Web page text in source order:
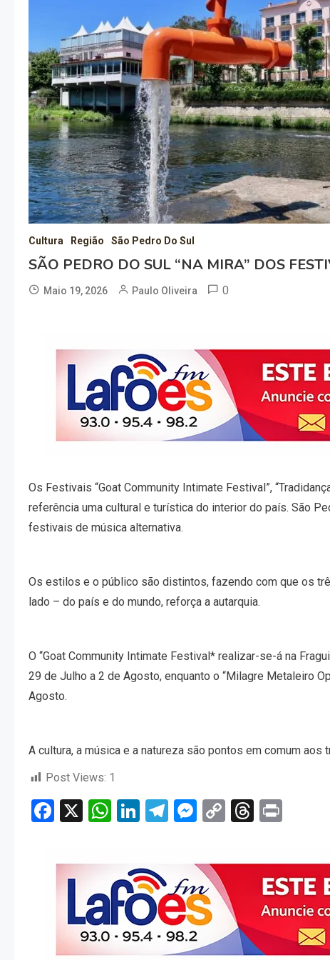
Cultura Região São Pedro Do Sul
SÃO PEDRO DO SUL “NA MIRA” DOS
Maio 19, 2026 Paulo Oliveira 0
Os Festivais “Goat Community Intimate Festival”,
referência uma cultural e turística do interior do país. São
festivais de música alternativa.
Os estilos e o público são distintos, fazendo com que os
lado – do país e do mundo, reforça a autarquia.
O “Goat Community Intimate Festival* realizar-se-á na
29 de Julho a 2 de Agosto, enquanto o “Milagre Metaleiro
Agosto.
A cultura, a música e a natureza são pontos em comum aos
Post Views: 1
Facebook
X WhatsApp
LinkedIn
Telegram
Messenger
CopyThreads